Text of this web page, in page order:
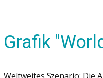
Grafik
Weltweites Szenario: Die